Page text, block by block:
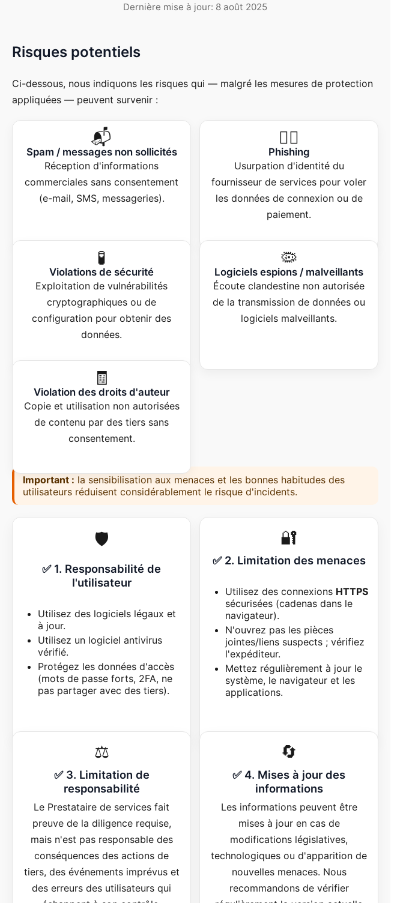
Dernière mise à jour: 8 août 2025
Risques potentiels
Ci-dessous, nous indiquons les risques qui — malgré les mesures de protection
appliquées — peuvent survenir :
📬
Spam / messages non sollicités
Réception d'informations
commerciales sans consentement
(e-mail, SMS, messageries).
🕵️‍♂️
Phishing
Usurpation d'identité du
fournisseur de services pour voler
les données de connexion ou de
paiement.
🧪
Violations de sécurité
Exploitation de vulnérabilités
cryptographiques ou de
configuration pour obtenir des
données.
🦠
Logiciels espions / malveillants
Écoute clandestine non autorisée
de la transmission de données ou
logiciels malveillants.
🧾
Violation des droits d'auteur
Copie et utilisation non autorisées
de contenu par des tiers sans
consentement.
Important : la sensibilisation aux menaces et les bonnes habitudes des
utilisateurs réduisent considérablement le risque d'incidents.
🛡️
✅ 1. Responsabilité de
l'utilisateur
Utilisez des logiciels légaux et
à jour.
Utilisez un logiciel antivirus
vérifié.
Protégez les données d'accès
(mots de passe forts, 2FA, ne
pas partager avec des tiers).
🔐
✅ 2. Limitation des menaces
Utilisez des connexions HTTPS
sécurisées (cadenas dans le
navigateur).
N'ouvrez pas les pièces
jointes/liens suspects ; vérifiez
l'expéditeur.
Mettez régulièrement à jour le
système, le navigateur et les
applications.
⚖️
✅ 3. Limitation de
responsabilité
Le Prestataire de services fait
preuve de la diligence requise,
mais n'est pas responsable des
conséquences des actions de
tiers, des événements imprévus et
des erreurs des utilisateurs qui
🔄
✅ 4. Mises à jour des
informations
Les informations peuvent être
mises à jour en cas de
modifications législatives,
technologiques ou d'apparition de
nouvelles menaces. Nous
recommandons de vérifier